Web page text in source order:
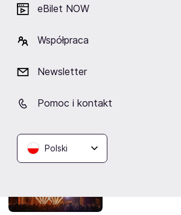
eBilet NOW
Współpraca
Newsletter
Pomoc i kontakt
Polski
Garbage
Lokalizacja